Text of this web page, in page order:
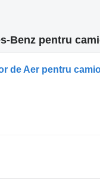
Benz pentru
de Aer pentru